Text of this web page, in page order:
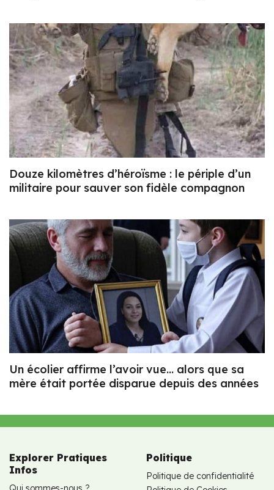
Douze kilomètres d’héroïsme : le périple d’un
militaire pour sauver son fidèle compagnon
Un écolier affirme l’avoir vue… alors que sa
mère était portée disparue depuis des années
Explorer Pratiques
Infos
Politique
Politique de confidentialité